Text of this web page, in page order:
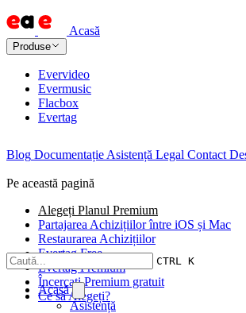
Acasă
Produse
Evervideo
Evermusic
Flacbox
Evertag
Blog Documentație Asistență Legal Contact
CTRL K
Acasă
Asistență
Pe această pagină
Alegeți Planul Premium
Partajarea Achizițiilor între iOS și Mac
Restaurarea Achizițiilor
Evertag Free
Evertag Premium
Încercați Premium gratuit
Ce să Alegeți?